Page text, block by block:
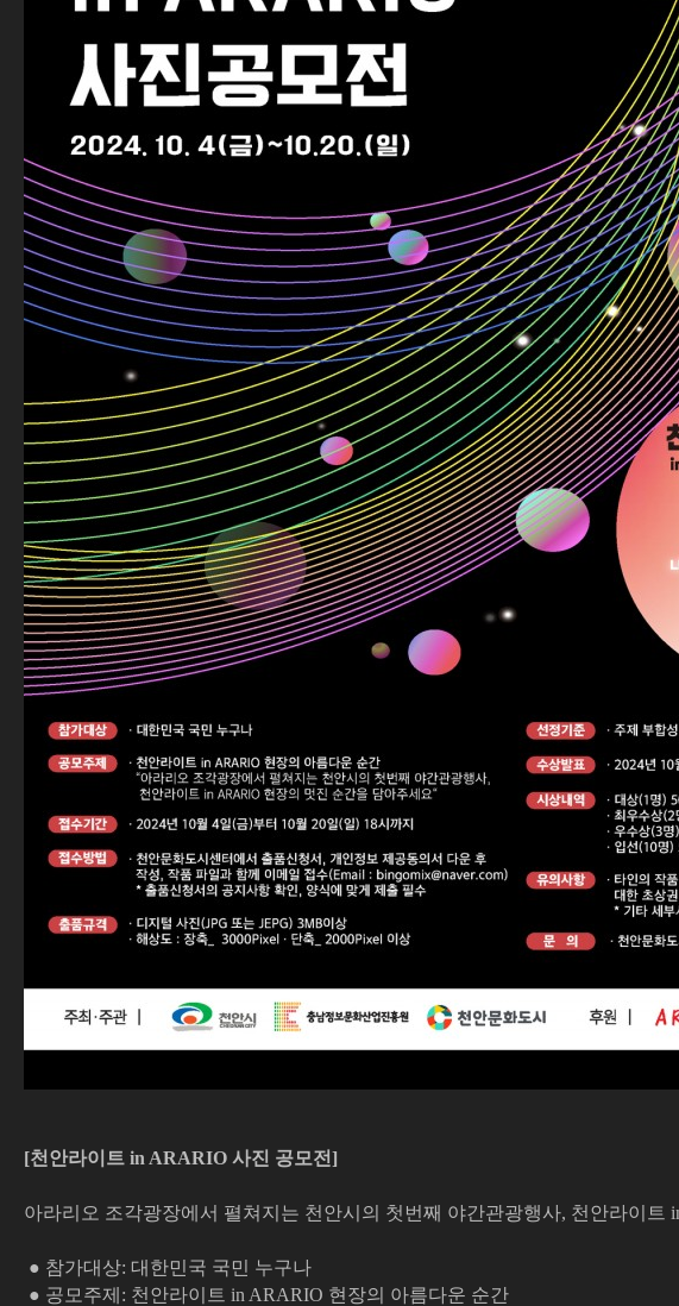
[천안라이트 in ARARIO 사진 공모전]
아라리오 조각광장에서 펼쳐지는 천안시의 첫번째 야간관광행사, 천안라이트
● 참가대상: 대한민국 국민 누구나
● 공모주제: 천안라이트 in ARARIO 현장의 아름다운 순간